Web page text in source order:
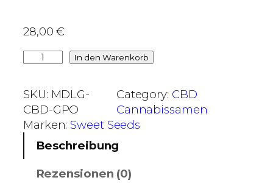
€
b
s
4
6
0
28,00€
e
e
n
P
In den Warenkorb
SKU: MDLG-
CBD-GPO
Category: CBD
Cannabissamen
Marken:Sweet Seeds
Beschreibung
Rezensionen (0)